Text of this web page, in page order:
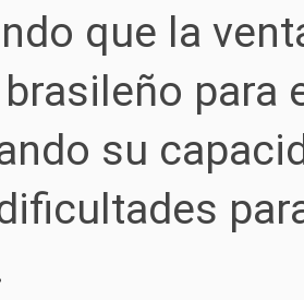
que la
para
su